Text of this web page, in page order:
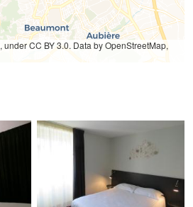
, under CC BY 3.0. Data by OpenStreetMap,